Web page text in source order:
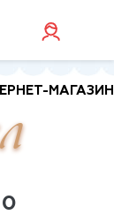
МАГАЗИН